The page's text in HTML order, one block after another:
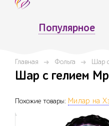
Популярное
Главная Фольга Шар
Шар с гелием
Похожие товары: Милар на